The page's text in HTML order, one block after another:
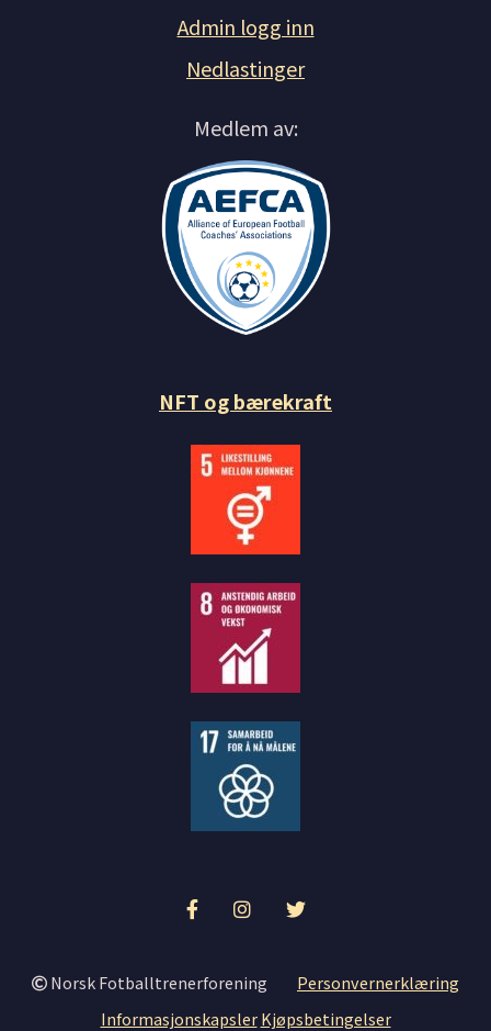
Admin logg inn
Nedlastinger
Medlem av:
NFT og bærekraft
Norsk Fotballtrenerforening Personvernerklæring
Informasjonskapsler Kjøpsbetingelser